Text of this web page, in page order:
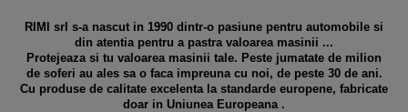
RIMI srl s-a nascut in 1990 dintr-o pasiune pentru automobile si
din atentia pentru a pastra valoarea masinii ...
Protejeaza si tu valoarea masinii tale. Peste jumatate de milion
de soferi au ales sa o faca impreuna cu noi, de peste 30 de ani.
Cu produse de calitate excelenta la standarde europene, fabricate
doar in Uniunea Europeana .